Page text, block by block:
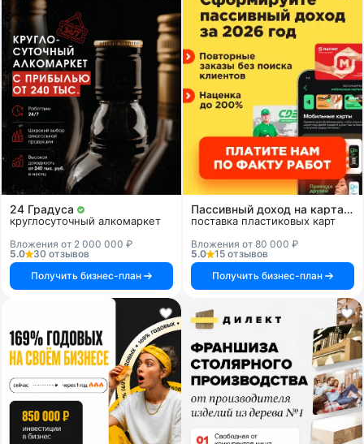
24 Градуса
круглосуточный алкомаркет
Вложения от 2 000 000 ₽
5.0
30 отзывов
Получить бизнес-план
Пассивный доход на картах и системах
поставка пластиковых карт
Вложения от 80 000 ₽
5.0
15 отзывов
Получить бизнес-план